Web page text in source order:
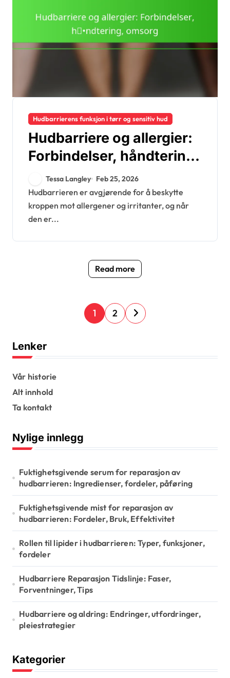
Hudbarrierens funksjon i tørr og sensitiv hud
Hudbarriere og allergier:
Forbindelser, håndtering,
omsorg
Tessa Langley Feb 25, 2026
Hudbarrieren er avgjørende for å beskytte
kroppen mot allergener og irritanter, og når
den er...
Read more
P
o
t
i
a
t
i
o
n
1 2
Lenker
Vår historie
Alt innhold
Ta kontakt
Nylige innlegg
Fuktighetsgivende serum for reparasjon av
hudbarrieren: Ingredienser, fordeler, påføring
Fuktighetsgivende mist for reparasjon av
hudbarrieren: Fordeler, Bruk, Effektivitet
Rollen til lipider i hudbarrieren: Typer, funksjoner,
fordeler
Hudbarriere Reparasjon Tidslinje: Faser,
Forventninger, Tips
Hudbarriere og aldring: Endringer, utfordringer,
pleiestrategier
Kategorier